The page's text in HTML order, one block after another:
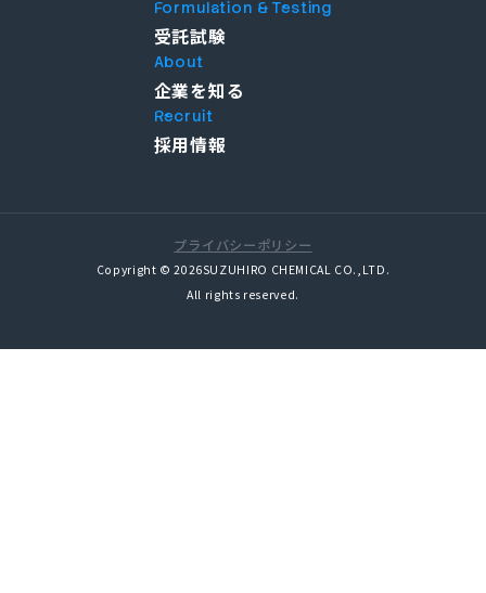
Formulation & Testing
受託試験
About
企業を知る
Recruit
採用情報
Copyright © 2026SUZUHIRO CHEMICAL CO.,LTD.
All rights reserved.
プライバシーポリシー